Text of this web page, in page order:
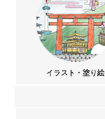
イラスト・塗り絵